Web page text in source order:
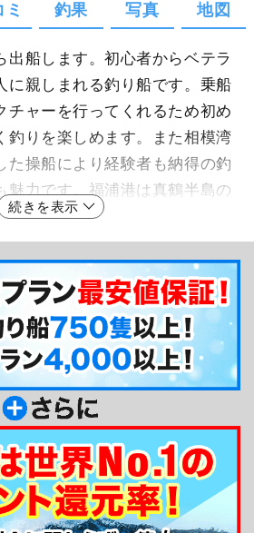
ミ 釣果 写真 地図
出船します。初心者からベテラ
に親しまれる釣り船です。乗船
チャーを行ってくれるため初め
釣りを楽しめます。また相模湾
た操船により経験者も納得の釣
魅力です。福浦港は真鶴半島の
岸線が美しく、午前便が出船す
な雰囲気があります。狙える魚
いった青物やマダイ、イサキ、
など多彩です。船は15トンの大
、長時間の釣行でも快適です。
声をかけてくれて楽しい」「ポ
信頼できる」といった声が多く
のメッセージ
ったり釣りをしていただけるの
り場は福浦の南沖や海底の起伏
魚場です。初心者の方も大歓
続きを表示